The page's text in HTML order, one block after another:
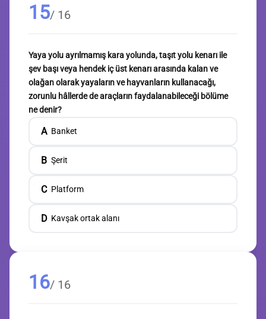
15/ 16
Yaya yolu ayrılmamış kara yolunda, taşıt yolu kenarı ile
şev başı veya hendek iç üst kenarı arasında kalan ve
olağan olarak yayaların ve hayvanların kullanacağı,
zorunlu hâllerde de araçların faydalanabileceği bölüme
ne denir?
A Banket
B Şerit
C Platform
D Kavşak ortak alanı
16/ 16